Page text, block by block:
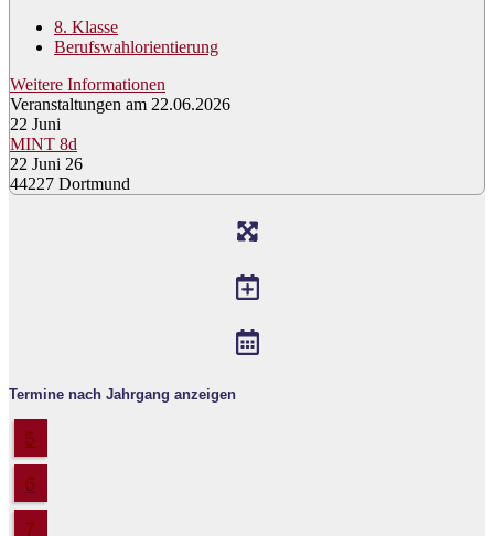
8. Klasse
Berufswahlorientierung
Weitere Informationen
Veranstaltungen am 22.06.2026
22 Juni
MINT 8d
22 Juni 26
44227 Dortmund
Termine nach Jahrgang anzeigen
5
6
7